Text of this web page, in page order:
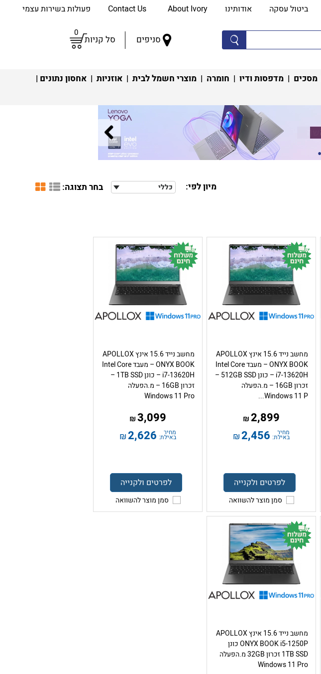
ביטול עסקה אודותינו About Ivory פעולות בשירות עצמי
סניפים סל קניות
0
מסכים | מדפסות ודיו | חומרה | מוצרי חשמל לבית | אוזניות | אחסון נתונים |
מיון לפי: כללי בחר תצוגה:
מחשב נייד 15.6 אינץ APOLLOX
ONYX BOOK – מעבד Intel Core
i7-13620H – כונן 512GB SSD –
זכרון 16GB – מ.הפעלה
Windows 11 P...
2,899
₪
מחיר
באילת: 2,456
₪
לפרטים ולקנייה
סמן מוצר להשוואה
מחשב נייד 15.6 אינץ APOLLOX
ONYX BOOK – מעבד Intel Core
i7-13620H – כונן 1TB SSD –
זכרון 16GB – מ.הפעלה
Windows 11 Pro
3,099
₪
מחיר
באילת: 2,626
₪
לפרטים ולקנייה
סמן מוצר להשוואה
מחשב נייד 15.6 אינץ APOLLOX
ONYX BOOK i5-1250P כונן
1TB SSD זכרון 32GB מ.הפעלה
Windows 11 Pro